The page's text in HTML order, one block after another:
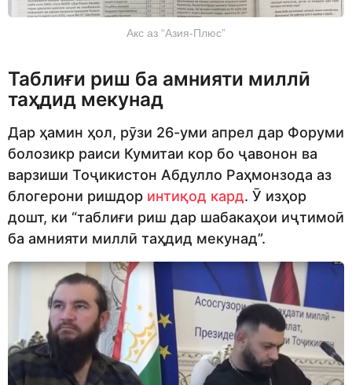
Акс аз “Азия-Плюс”
Таблиғи риш ба амнияти миллӣ
таҳдид мекунад
Дар ҳамин ҳол, рӯзи 26-уми апрел дар Форуми
болозикр раиси Кумитаи кор бо ҷавонон ва
варзиши Тоҷикистон Абдулло Раҳмонзода аз
блогерони ришдор интиқод кард. Ӯ изҳор
дошт, ки “таблиғи риш дар шабакаҳои иҷтимоӣ
ба амнияти миллӣ таҳдид мекунад”.